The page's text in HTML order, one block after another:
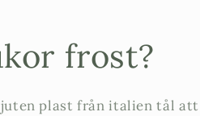
frost?
plast från italien tål